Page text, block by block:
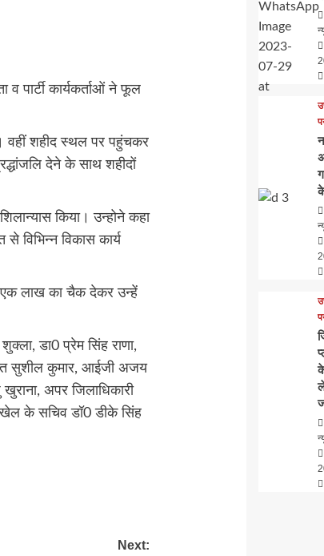
पार्टी कार्यकर्ताओं ने फूल
वहीं शहीद स्थल पर पहुंचकर
देने के साथ शहीदों
किया। उन्होने कहा
विभिन्न विकास कार्य
एक लाख का चैक देकर उन्हें
डा0 प्रेम सिंह राणा,
सुशील कुमार, आईजी अजय
अपर जिलाधिकारी
खेल के सचिव डॉ0 डीके सिंह
Next: